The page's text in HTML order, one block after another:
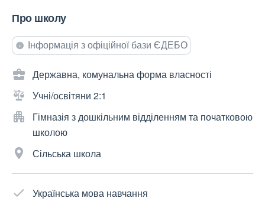
Про школу
Інформація з офіційної бази ЄДЕБО
Державна, комунальна форма власності
Учні/освітяни 2:1
Гімназія з дошкільним відділенням та початковою
школою
Сільська школа
Українська мова навчання